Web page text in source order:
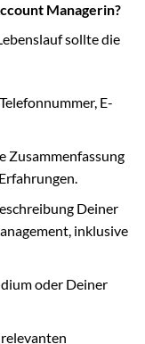
Managerin?
sollte die
E-
Zusammenfassung
Deiner
inklusive
oder Deiner